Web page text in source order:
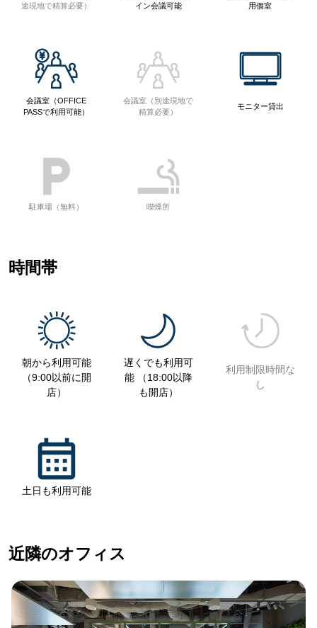
途現地で精算必要）
イン会議可能
用個室
会議室（OFFICE
PASSで利用可能）
会議室（別途現地で
精算必要）
モニター貸出
駐車場（無料） 喫煙所
時間帯
朝から利用可能
（9:00以前に開
店）
遅くでも利用可
能 （18:00以降
も開店）
利用制限時間な
し
土日も利用可能
近隣のオフィス